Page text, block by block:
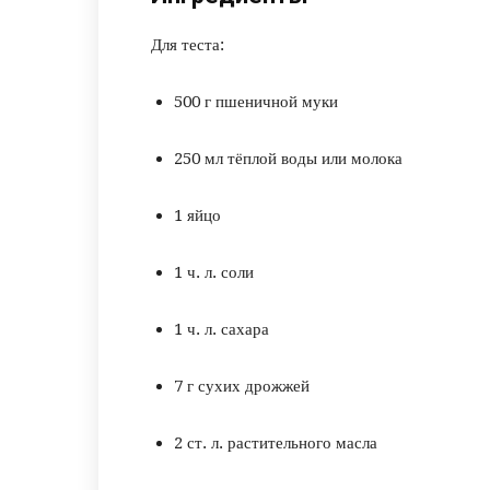
Для теста:
500 г пшеничной муки
250 мл тёплой воды или молока
1 яйцо
1 ч. л. соли
1 ч. л. сахара
7 г сухих дрожжей
2 ст. л. растительного масла